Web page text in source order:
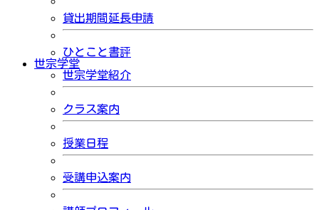
貸出期間延長申請
ひとこと書評
世宗学堂
世宗学堂紹介
クラス案内
授業日程
受講申込案内